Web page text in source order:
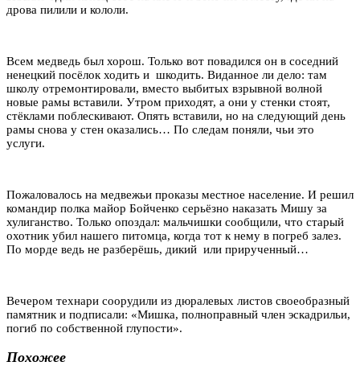
дрова пилили и кололи.
Всем медведь был хорош. Только вот повадился он в соседний
ненецкий посёлок ходить и шкодить. Виданное ли дело: там
школу отремонтировали, вместо выбитых взрывной волной
новые рамы вставили. Утром приходят, а они у стенки стоят,
стёклами поблескивают. Опять вставили, но на следующий день
рамы снова у стен оказались… По следам поняли, чьи это
услуги.
Пожаловалось на медвежьи проказы местное население. И решил
командир полка майор Бойченко серьёзно наказать Мишу за
хулиганство. Только опоздал: мальчишки сообщили, что старый
охотник убил нашего питомца, когда тот к нему в погреб залез.
По морде ведь не разберёшь, дикий или прирученный…
Вечером технари соорудили из дюралевых листов своеобразный
памятник и подписали: «Мишка, полноправный член эскадрильи,
погиб по собственной глупости».
Похожее